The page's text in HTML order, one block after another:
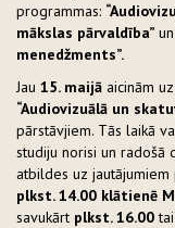
programmas:
mākslas pārvaldība” un
menedžments”.
Jau 15. maijā aicinām
“Audiovizuālā un
pārstāvjiem. Tās laikā
studiju norisi un radošā
atbildes uz jautājumiem
plkst. 14.00 klātienē
savukārt plkst. 16.00